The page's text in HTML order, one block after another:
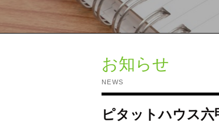
お知らせ
NEWS
ピタットハウス